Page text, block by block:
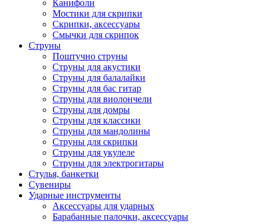
Канифоли
Мостики для скрипки
Скрипки, аксессуары
Смычки для скрипок
Струны
Поштучно струны
Струны для акустики
Струны для балалайки
Струны для бас гитар
Струны для виолончели
Струны для домры
Струны для классики
Струны для мандолины
Струны для скрипки
Струны для укулеле
Струны для электрогитары
Стулья, банкетки
Сувениры
Ударные инструменты
Аксессуары для ударных
Барабанные палочки, аксессуары